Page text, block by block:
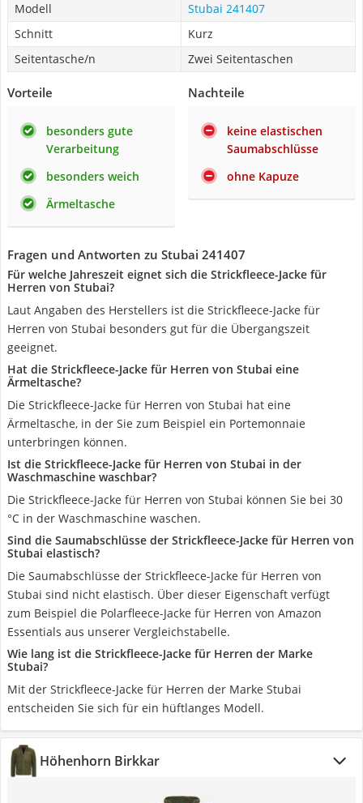
Modell
Stubai 241407
Schnitt
Kurz
Seitentasche/n
Zwei Seitentaschen
Vorteile
besonders gute
Verarbeitung
besonders weich
Ärmeltasche
Nachteile
keine elastischen
Saumabschlüsse
ohne Kapuze
Fragen und Antworten zu Stubai 241407
Für welche Jahreszeit eignet sich die Strickfleece-Jacke für
Herren von Stubai?
Laut Angaben des Herstellers ist die Strickfleece-Jacke für
Herren von Stubai besonders gut für die Übergangszeit
geeignet.
Hat die Strickfleece-Jacke für Herren von Stubai eine
Ärmeltasche?
Die Strickfleece-Jacke für Herren von Stubai hat eine
Ärmeltasche, in der Sie zum Beispiel ein Portemonnaie
unterbringen können.
Ist die Strickfleece-Jacke für Herren von Stubai in der
Waschmaschine waschbar?
Die Strickfleece-Jacke für Herren von Stubai können Sie bei 30
°C in der Waschmaschine waschen.
Sind die Saumabschlüsse der Strickfleece-Jacke für Herren von
Stubai elastisch?
Die Saumabschlüsse der Strickfleece-Jacke für Herren von
Stubai sind nicht elastisch. Über dieser Eigenschaft verfügt
zum Beispiel die Polarfleece-Jacke für Herren von Amazon
Essentials aus unserer Vergleichstabelle.
Wie lang ist die Strickfleece-Jacke für Herren der Marke
Stubai?
Mit der Strickfleece-Jacke für Herren der Marke Stubai
entscheiden Sie sich für ein hüftlanges Modell.
Höhenhorn Birkkar